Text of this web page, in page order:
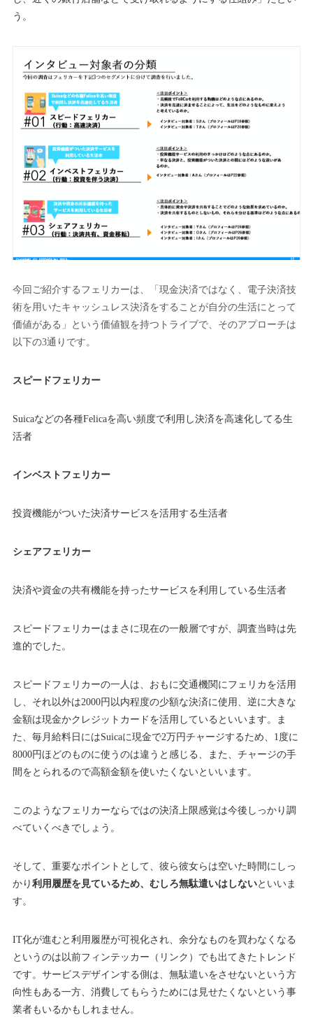
う。
今回ご紹介するフェリカーは、「現金決済ではなく、電子決済技
術を用いたキャッシュレス決済をすることが自分の生活にとって
価値がある」という価値観を持つトライブで、そのアプローチは
以下の3通りです。
スピードフェリカー
Suicaなどの各種Felicaを高い頻度で利用し決済を高速化してる生
活者
インベストフェリカー
投資機能がついた決済サービスを活用する生活者
シェアフェリカー
決済や資金の共有機能を持ったサービスを利用している生活者
スピードフェリカーはまさに現在の一般層ですが、調査当時は先
進的でした。
スピードフェリカーの一人は、おもに交通機関にフェリカを活用
し、それ以外は2000円以内程度の少額な決済に使用、逆に大きな
金額は現金かクレジットカードを活用しているといいます。ま
た、毎月給料日にはSuicaに現金で2万円チャージするため、1度に
8000円ほどのものに使うのは違うと感じる、また、チャージの手
間をとられるので高額金額を使いたくないといいます。
このようなフェリカーならではの決済上限感覚は今後しっかり調
べていくべきでしょう。
そして、重要なポイントとして、彼ら彼女らは空いた時間にしっ
かり 利用履歴を見ているため、むしろ無駄遣いはしないといいま
す。
IT化が進むと利用履歴が可視化され、余分なものを買わなくなる
というのは以前フィンテッカー（リンク）でも出てきたトレンド
です。サービスデザインする側は、無駄遣いをさせないという方
向性もある一方、消費してもらうためには見せたくないという事
業者もいるかもしれません。